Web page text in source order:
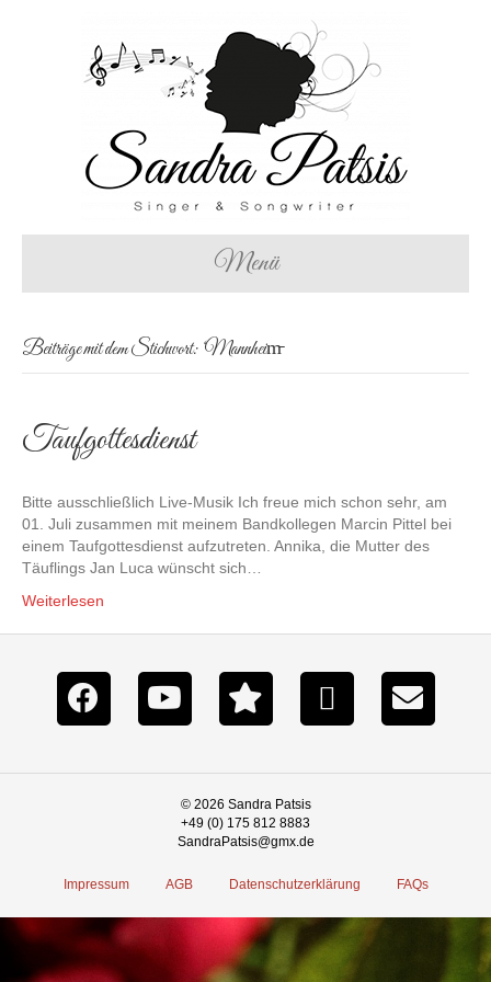
Menü
Beiträge mit dem Stichwort: ‘Mannheim̵
Taufgottesdienst
Bitte ausschließlich Live-Musik Ich freue mich schon sehr, am
01. Juli zusammen mit meinem Bandkollegen Marcin Pittel bei
einem Taufgottesdienst aufzutreten. Annika, die Mutter des
Täuflings Jan Luca wünscht sich…
Weiterlesen
© 2026 Sandra Patsis
+49 (0) 175 812 8883
SandraPatsis@gmx.de
Impressum AGB Datenschutzerklärung FAQs